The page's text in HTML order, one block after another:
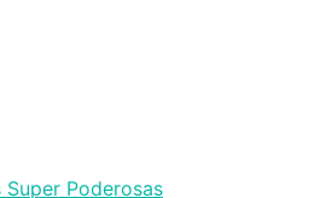
Super Poderosas